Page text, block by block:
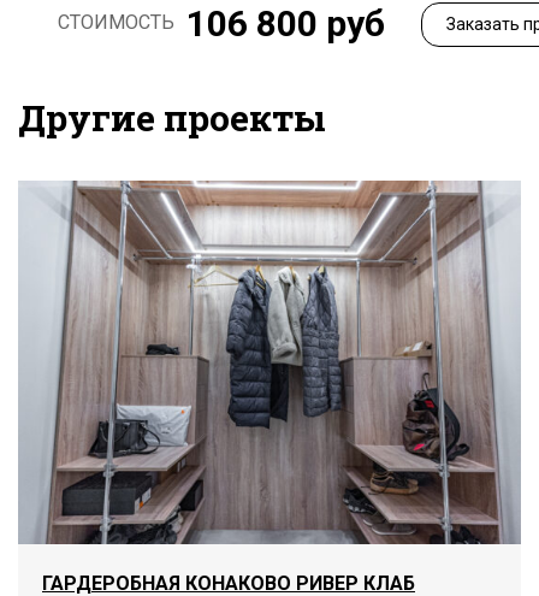
СТОИМОСТЬ 106 800 руб Заказать
Другие проекты
ГАРДЕРОБНАЯ КОНАКОВО РИВЕР КЛАБ